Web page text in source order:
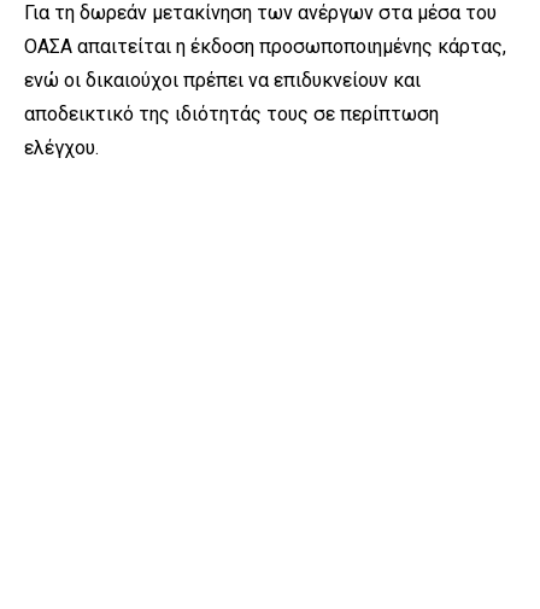
Για τη δωρεάν μετακίνηση των ανέργων στα μέσα του
ΟΑΣΑ απαιτείται η έκδοση προσωποποιημένης κάρτας,
ενώ οι δικαιούχοι πρέπει να επιδυκνείουν και
αποδεικτικό της ιδιότητάς τους σε περίπτωση
ελέγχου.